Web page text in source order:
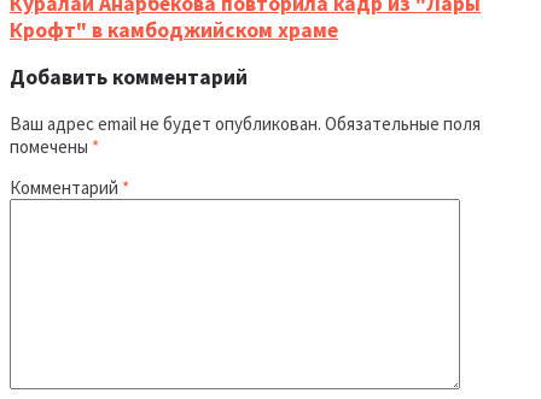
Крофт" в камбоджийском храме
Добавить комментарий
Ваш адрес email не будет опубликован. Обязательные поля
помечены *
Комментарий *